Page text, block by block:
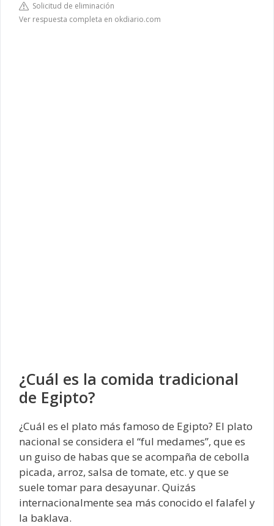
Solicitud de eliminación
Ver respuesta completa en okdiario.com
¿Cuál es la comida tradicional
de Egipto?
¿Cuál es el plato más famoso de Egipto? El plato
nacional se considera el “ful medames”, que es
un guiso de habas que se acompaña de cebolla
picada, arroz, salsa de tomate, etc. y que se
suele tomar para desayunar. Quizás
internacionalmente sea más conocido el falafel y
la baklava.